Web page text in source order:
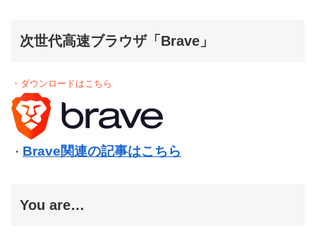
次世代高速ブラウザ「Brave」
・ダウンロードはこちら
・ Brave関連の記事はこちら
You are…